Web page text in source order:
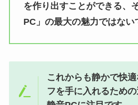
を作り出すことができる、
PC」の最大の魅力ではない
これからも静かで快
フを手に入れるための